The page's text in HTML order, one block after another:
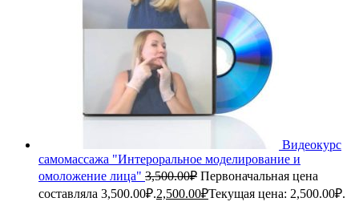
Видеокурс
самомассажа "Интероральное моделирование и
омоложение лица" 3,500.00₽ Первоначальная цена
составляла 3,500.00₽.2,500.00₽Текущая цена: 2,500.00₽.